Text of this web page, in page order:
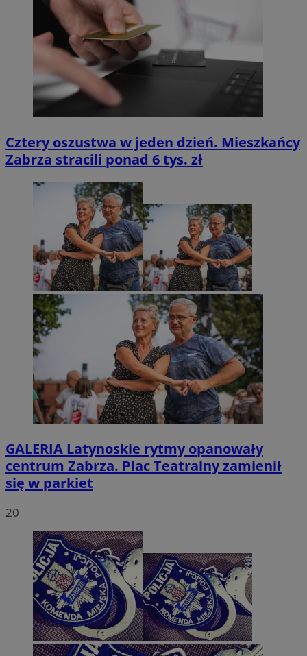
Cztery oszustwa w jeden dzień. Mieszkańcy
Zabrza stracili ponad 6 tys. zł
GALERIA Latynoskie rytmy opanowały
centrum Zabrza. Plac Teatralny zamienił
się w parkiet
20